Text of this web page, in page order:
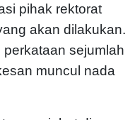
pihak rektorat
akan dilakukan.
sejumlah
muncul nada